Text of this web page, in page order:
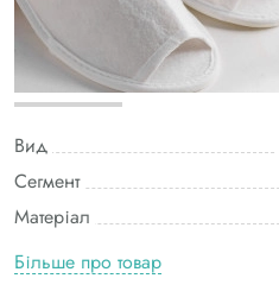
Вид
Сегмент
Матеріал
Більше про товар